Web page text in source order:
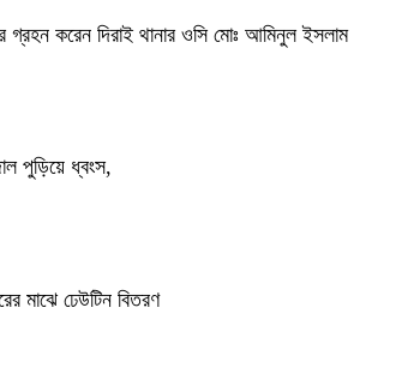
গ্রহন করেন দিরাই থানার ওসি মোঃ আমিনুল ইসলাম
পুড়িয়ে ধ্বংস,
মাঝে ঢেউটিন বিতরণ